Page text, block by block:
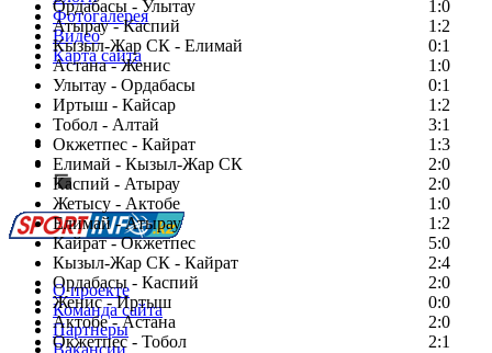
Ордабасы - Улытау
1:0
Атырау - Каспий
1:2
Кызыл-Жар СК - Елимай
0:1
Астана - Женис
1:0
Улытау - Ордабасы
0:1
Иртыш - Кайсар
1:2
Тобол - Алтай
3:1
Окжетпес - Кайрат
1:3
Елимай - Кызыл-Жар СК
2:0
Каспий - Атырау
2:0
Жетысу - Актобе
1:0
Елимай - Атырау
1:2
Кайрат - Окжетпес
5:0
Кызыл-Жар СК - Кайрат
2:4
Ордабасы - Каспий
2:0
Женис - Иртыш
0:0
Актобе - Астана
2:0
Окжетпес - Тобол
2:1
Фотогалерея
Видео
Карта сайта
Есть идея?
Сообщить о мероприятии
Перейти на старый сайт
О проекте
Команда сайта
Партнеры